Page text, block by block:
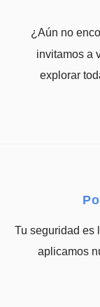
¿Aún no
invitamos a
explorar
Tu seguridad es
aplicamos